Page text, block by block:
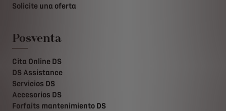
Solicite una oferta
Posventa
Cita Online DS
DS Assistance
Servicios DS
Accesorios DS
Forfaits mantenimiento DS